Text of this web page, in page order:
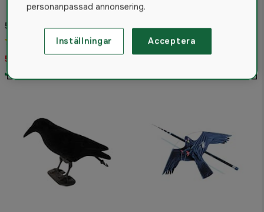
5etta Bulvan Kråka
5.0(6)
59 kr
Kompakt
399 kr
personanpassad annonsering.
Inställningar Acceptera